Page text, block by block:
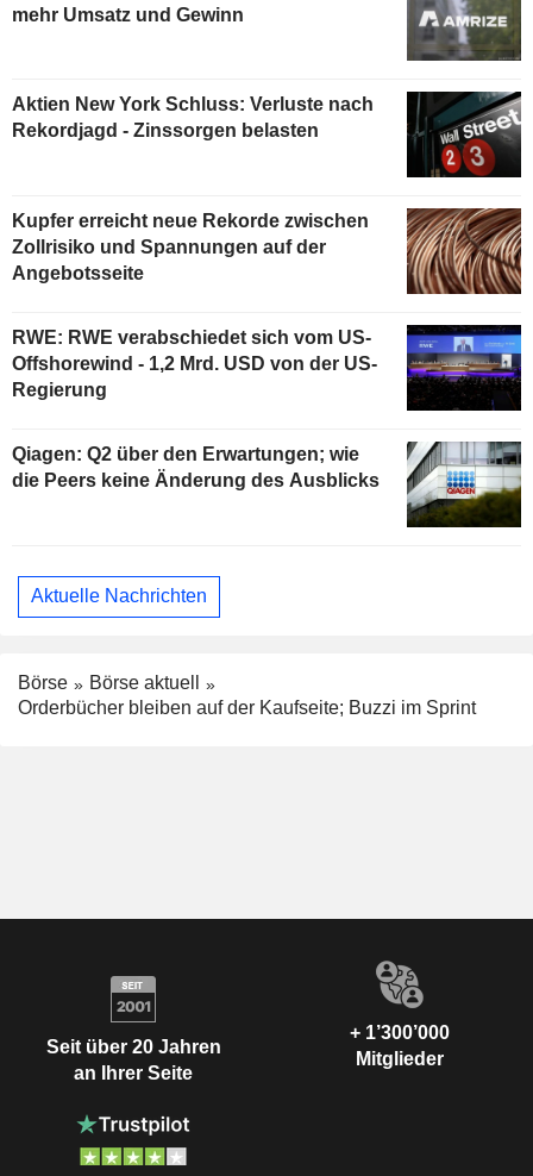
mehr Umsatz und Gewinn
Aktien New York Schluss: Verluste nach
Rekordjagd - Zinssorgen belasten
Kupfer erreicht neue Rekorde zwischen
Zollrisiko und Spannungen auf der
Angebotsseite
RWE: RWE verabschiedet sich vom US-
Offshorewind - 1,2 Mrd. USD von der US-
Regierung
Qiagen: Q2 über den Erwartungen; wie
die Peers keine Änderung des Ausblicks
Aktuelle Nachrichten
Börse
Börse aktuell
Orderbücher bleiben auf der Kaufseite; Buzzi im Sprint
Seit über 20 Jahren
an Ihrer Seite
+ 1’300’000
Mitglieder